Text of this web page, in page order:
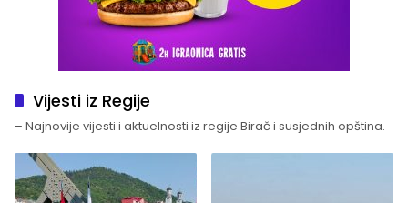
Vijesti iz Regije
– Najnovije vijesti i aktuelnosti iz regije Birač i susjednih opština.